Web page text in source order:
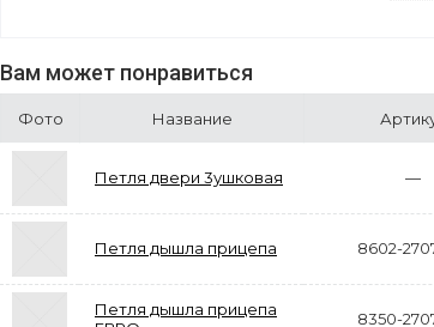
Вам может понравиться
Фото Название
Петля двери 3ушковая —
Петля дышла прицепа 8602-
Петля дышла прицепа
8350-